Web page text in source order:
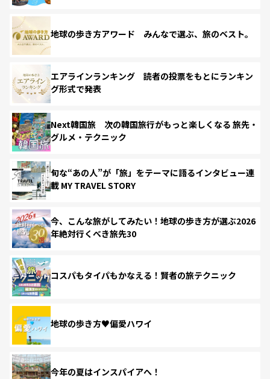
地球の歩き方アワード みんなで選ぶ、旅のベスト。
エアラインランキング 読者の投票をもとにランキン
グ形式で発表
Next韓国旅 次の韓国旅行がもっと楽しくなる 旅先・
グルメ・テクニック
旬な“あの人”が「旅」をテーマに語るインタビュー連
載 MY TRAVEL STORY
今、こんな旅がしてみたい！地球の歩き方が選ぶ2026
年絶対行くべき旅先30
コスパもタイパもかなえる！賢者の旅テクニック
地球の歩き方♥偏愛ハワイ
今年の夏はインスパイアへ！